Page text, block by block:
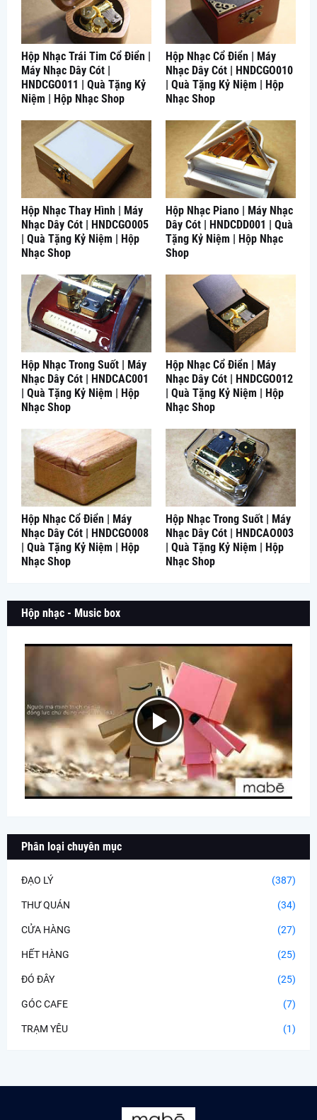
Hộp Nhạc Trái Tim Cổ Điển |
Máy Nhạc Dây Cót |
HNDCGO011 | Quà Tặng Kỷ
Niệm | Hộp Nhạc Shop
Hộp Nhạc Cổ Điển | Máy
Nhạc Dây Cót | HNDCGO010
| Quà Tặng Kỷ Niệm | Hộp
Nhạc Shop
Hộp Nhạc Thay Hình | Máy
Nhạc Dây Cót | HNDCGO005
| Quà Tặng Kỷ Niệm | Hộp
Nhạc Shop
Hộp Nhạc Piano | Máy Nhạc
Dây Cót | HNDCDD001 | Quà
Tặng Kỷ Niệm | Hộp Nhạc
Shop
Hộp Nhạc Trong Suốt | Máy
Nhạc Dây Cót | HNDCAC001
| Quà Tặng Kỷ Niệm | Hộp
Nhạc Shop
Hộp Nhạc Cổ Điển | Máy
Nhạc Dây Cót | HNDCGO012
| Quà Tặng Kỷ Niệm | Hộp
Nhạc Shop
Hộp Nhạc Cổ Điển | Máy
Nhạc Dây Cót | HNDCGO008
| Quà Tặng Kỷ Niệm | Hộp
Nhạc Shop
Hộp Nhạc Trong Suốt | Máy
Nhạc Dây Cót | HNDCAO003
| Quà Tặng Kỷ Niệm | Hộp
Nhạc Shop
Hộp nhạc - Music box
Phân loại chuyên mục
ĐẠO LÝ (387)
THƯ QUÁN (34)
CỬA HÀNG (27)
HẾT HÀNG (25)
ĐÓ ĐÂY (25)
GÓC CAFE (7)
TRẠM YÊU (1)